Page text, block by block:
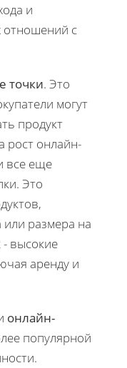
и
отношений с
точки. Это
могут
продукт
рост онлайн-
все еще
Это
размера на
- высокие
аренду и
онлайн-
популярной